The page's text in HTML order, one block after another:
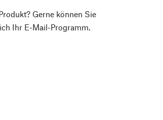
Gerne können Sie
Ihr E-Mail-Programm.